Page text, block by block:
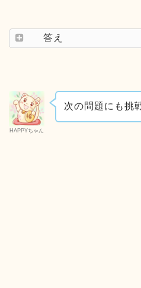
答え
HAPPYちゃん
次の問題にも挑